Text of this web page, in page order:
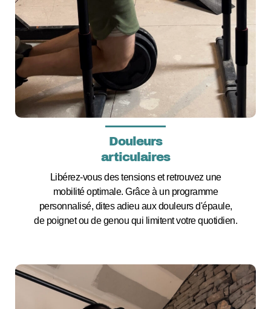
Douleurs
articulaires
Libérez-vous des tensions et retrouvez une
mobilité optimale. Grâce à un programme
personnalisé, dites adieu aux douleurs d'épaule,
de poignet ou de genou qui limitent votre quotidien.